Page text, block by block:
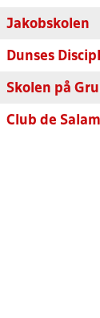
Jakobskolen
Dunses
Skolen på
Club de